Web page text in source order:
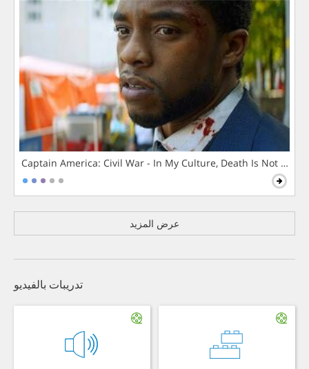
Captain America: Civil War - In My Culture, Death Is Not The
عرض المزيد
تدريبات بالفيديو